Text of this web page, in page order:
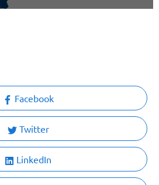
Facebook
Twitter
LinkedIn